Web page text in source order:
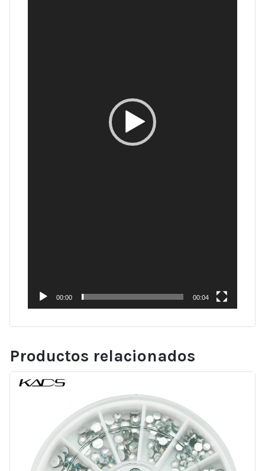
00:00 00:04
Productos relacionados